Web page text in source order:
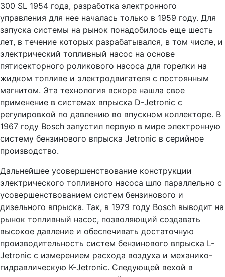
300 SL 1954 года, разработка электронного
управления для нее началась только в 1959 году. Для
запуска системы на рынок понадобилось еще шесть
лет, в течение которых разрабатывался, в том числе, и
электрический топливный насос на основе
пятисекторного роликового насоса для горелки на
жидком топливе и электродвигателя с постоянным
магнитом. Эта технология вскоре нашла свое
применение в системах впрыска D-Jetronic с
регулировкой по давлению во впускном коллекторе. В
1967 году Bosch запустил первую в мире электронную
систему бензинового впрыска Jetronic в серийное
производство.
Дальнейшее усовершенствование конструкции
электрического топливного насоса шло параллельно с
усовершенствованием систем бензинового и
дизельного впрыска. Так, в 1979 году Bosch выводит на
рынок топливный насос, позволяющий создавать
высокое давление и обеспечивать достаточную
производительность систем бензинового впрыска L-
Jetronic с измерением расхода воздуха и механико-
гидравлическую K-Jetronic. Следующей вехой в